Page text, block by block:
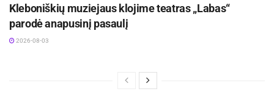
Kleboniškių muziejaus klojime teatras „Labas“
parodė anapusinį pasaulį
2026-08-03